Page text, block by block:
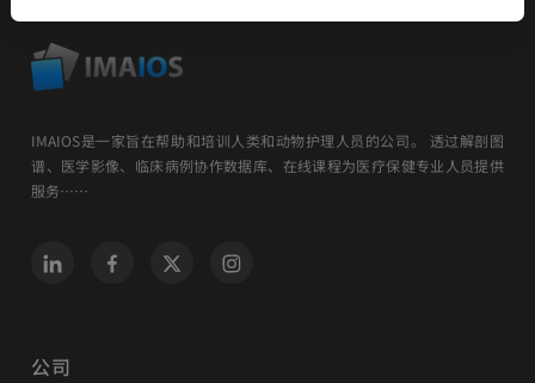
IMAIOS是一家旨在帮助和培训人类和动物护理人员的公司。 透过解剖图
谱、医学影像、临床病例协作数据库、在线课程为医疗保健专业人员提供
服务……
公司